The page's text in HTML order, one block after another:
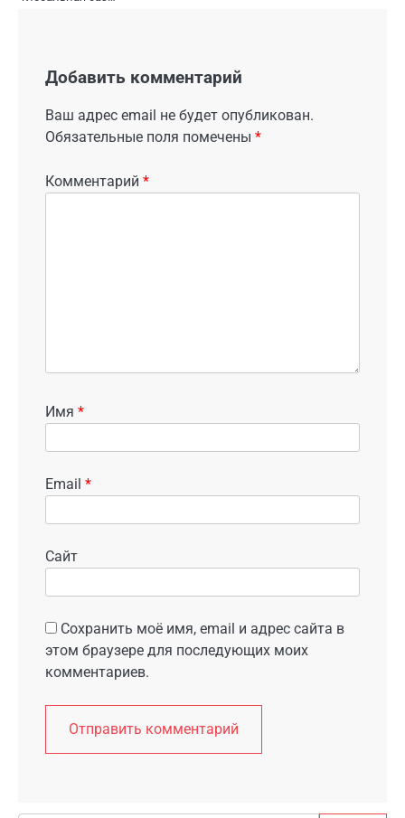
Добавить комментарий
Ваш адрес email не будет опубликован.
Обязательные поля помечены *
Комментарий *
Имя *
Email *
Сайт
Сохранить моё имя, email и адрес сайта в
этом браузере для последующих моих
комментариев.